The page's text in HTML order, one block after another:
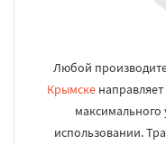
Любой
Крымскенаправляет
максимального
использовании.